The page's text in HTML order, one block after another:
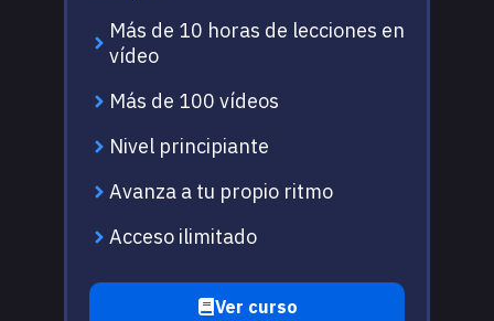
Más de 10 horas de lecciones en
vídeo
Más de 100 vídeos
Nivel principiante
Avanza a tu propio ritmo
Acceso ilimitado
Ver curso